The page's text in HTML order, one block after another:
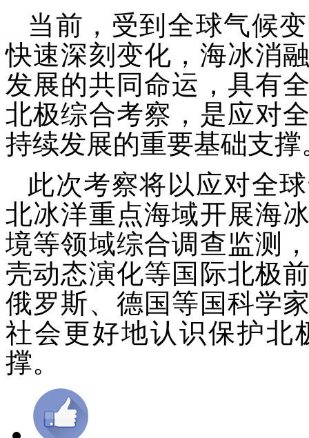
当前，受到全球气候
快速深刻变化，海冰消
发展的共同命运，具有
北极综合考察，是应对
持续发展的重要基础支撑
此次考察将以应对全
北冰洋重点海域开展海
境等领域综合调查监测
壳动态演化等国际北极
俄罗斯、德国等国科学
社会更好地认识保护北
撑。